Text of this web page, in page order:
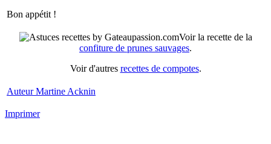
Auteur Martine Acknin
Bon appétit !
Voir la recette de la
confiture de prunes sauvages.
Voir d'autres recettes de compotes.
Imprimer